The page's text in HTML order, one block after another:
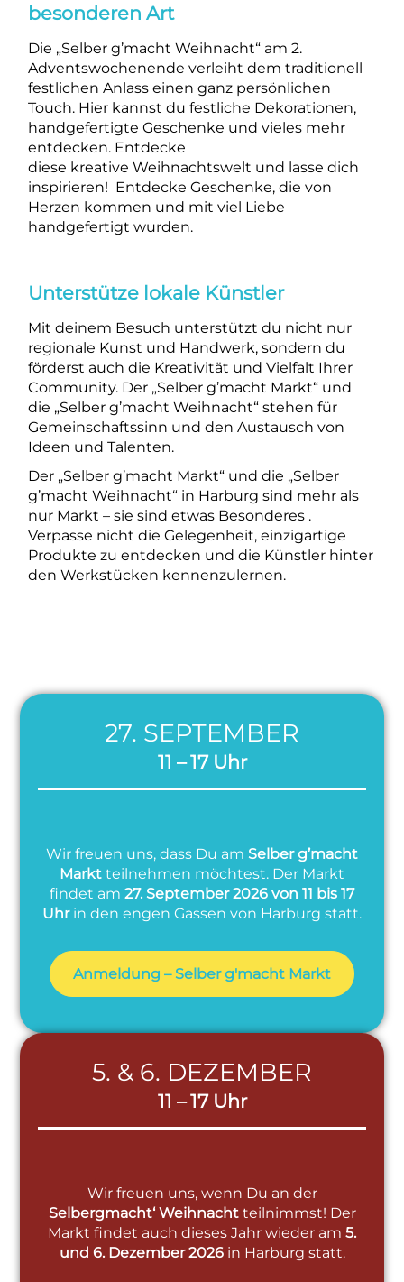
besonderen Art
Die „Selber g’macht Weihnacht“ am 2.
Adventswochenende verleiht dem traditionell
festlichen Anlass einen ganz persönlichen
Touch. Hier kannst du festliche Dekorationen,
handgefertigte Geschenke und vieles mehr
entdecken. Entdecke
diese kreative Weihnachtswelt und lasse dich
inspirieren! Entdecke Geschenke, die von
Herzen kommen und mit viel Liebe
handgefertigt wurden.
Unterstütze lokale Künstler
Mit deinem Besuch unterstützt du nicht nur
regionale Kunst und Handwerk, sondern du
förderst auch die Kreativität und Vielfalt Ihrer
Community. Der „Selber g’macht Markt“ und
die „Selber g’macht Weihnacht“ stehen für
Gemeinschaftssinn und den Austausch von
Ideen und Talenten.
Der „Selber g’macht Markt“ und die „Selber
g’macht Weihnacht“ in Harburg sind mehr als
nur Markt – sie sind etwas Besonderes .
Verpasse nicht die Gelegenheit, einzigartige
Produkte zu entdecken und die Künstler hinter
den Werkstücken kennenzulernen.
27. SEPTEMBER
11 – 17 Uhr
Wir freuen uns, dass Du am Selber g’macht
Markt teilnehmen möchtest. Der Markt
findet am 27. September 2026 von 11 bis 17
Uhr in den engen Gassen von Harburg statt.
Anmeldung – Selber g'macht Markt
5. & 6. DEZEMBER
11 – 17 Uhr
Wir freuen uns, wenn Du an der
Selbergmacht‘ Weihnacht teilnimmst! Der
Markt findet auch dieses Jahr wieder am 5.
und 6. Dezember 2026in Harburg statt.